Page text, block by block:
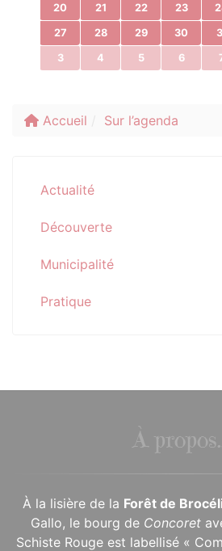
20 21 22 23
27 28 29 30
3 4 5 6
Accueil Sur l’agenda
Actualité
Découverte
Municipalité
Pratique
À
À la lisière de la Forêt de
Gallo, le bourg de Concoret
Schiste Rouge est labellisé «